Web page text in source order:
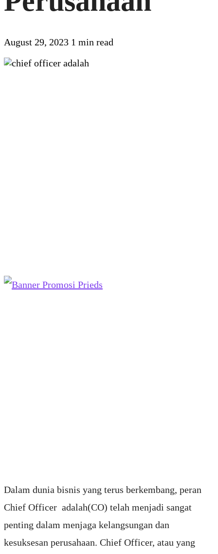
August 29, 2023 1 min read
Dalam dunia bisnis yang terus berkembang, peran
Chief Officer adalah(CO) telah menjadi sangat
penting dalam menjaga kelangsungan dan
kesuksesan perusahaan. Chief Officer, atau yang